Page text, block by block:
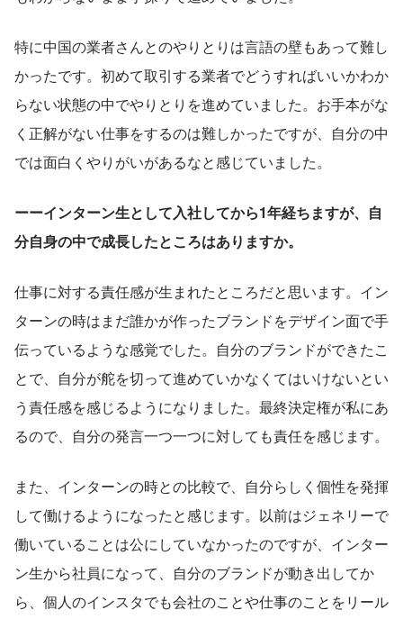
特に中国の業者さんとのやりとりは言語の壁もあって難し
かったです。初めて取引する業者でどうすればいいかわか
らない状態の中でやりとりを進めていました。お手本がな
く正解がない仕事をするのは難しかったですが、自分の中
では面白くやりがいがあるなと感じていました。
ーーインターン生として入社してから1年経ちますが、自
分自身の中で成長したところはありますか。
仕事に対する責任感が生まれたところだと思います。イン
ターンの時はまだ誰かが作ったブランドをデザイン面で手
伝っているような感覚でした。自分のブランドができたこ
とで、自分が舵を切って進めていかなくてはいけないとい
う責任感を感じるようになりました。最終決定権が私にあ
るので、自分の発言一つ一つに対しても責任を感じます。
また、インターンの時との比較で、自分らしく個性を発揮
して働けるようになったと感じます。以前はジェネリーで
働いていることは公にしていなかったのですが、インター
ン生から社員になって、自分のブランドが動き出してか
ら、個人のインスタでも会社のことや仕事のことをリール